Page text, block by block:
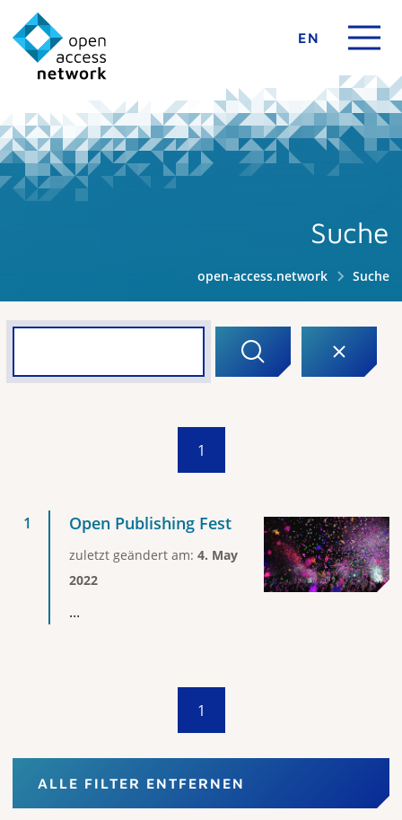
EN
Suche
open-access.network Suche
1
Open Publishing Fest
zuletzt geändert am: 4. May
2022
...
1
ALLE FILTER ENTFERNEN